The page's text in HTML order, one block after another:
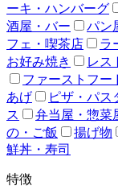
ーキ・ハンバーグ
酒屋・バー
パン
フェ・喫茶店
ラ
お好み焼き
レス
ファーストフー
あげ
ピザ・パス
ス
弁当屋・惣菜
の・ご飯
揚げ物
鮮丼・寿司
特徴